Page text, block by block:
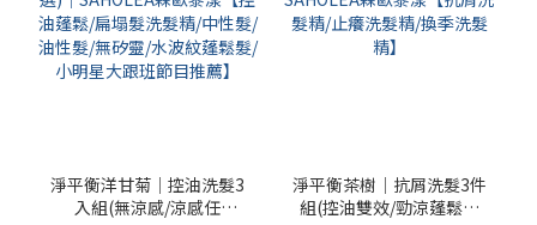
淨平衡洋甘菊│控油洗髮3
入組(無涼感/涼感任
淨平衡茶樹│抗屑洗髮3件
組(控油雙效/勁涼蓬鬆任